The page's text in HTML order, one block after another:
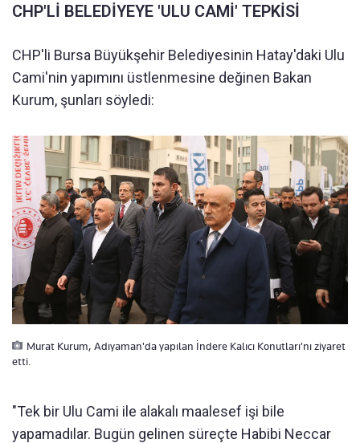
CHP'Lİ BELEDİYEYE 'ULU CAMİ' TEPKİSİ
CHP'li Bursa Büyükşehir Belediyesinin Hatay'daki Ulu
Cami'nin yapımını üstlenmesine değinen Bakan
Kurum, şunları söyledi:
Murat Kurum, Adıyaman'da yapılan İndere Kalıcı Konutları'nı ziyaret
etti.
"Tek bir Ulu Cami ile alakalı maalesef işi bile
yapamadılar. Bugün gelinen süreçte Habibi Neccar